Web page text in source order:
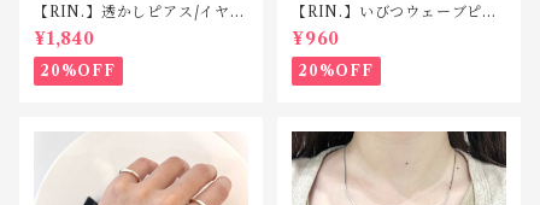
【RIN.】透かしピアス/イヤリ
ング TP008/TE008
¥1,840
20%OFF
【RIN.】いびつウェーブピン
キーリング R025
¥960
20%OFF